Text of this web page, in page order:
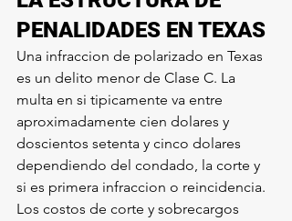
PENALIDADES EN TEXAS
Una infraccion de polarizado en Texas
es un delito menor de Clase C. La
multa en si tipicamente va entre
aproximadamente cien dolares y
doscientos setenta y cinco dolares
dependiendo del condado, la corte y
si es primera infraccion o reincidencia.
Los costos de corte y sobrecargos